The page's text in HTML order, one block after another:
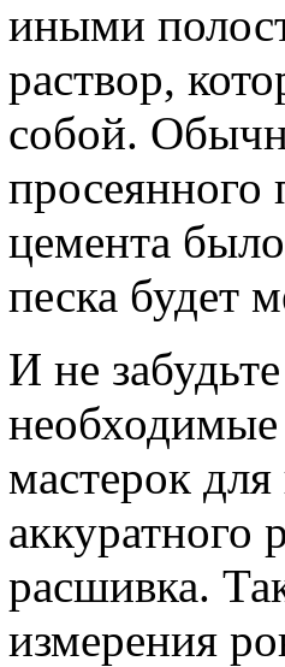
иными
раствор,
собой.
просеянного
цемента
песка будет
И не
мастерок
аккуратного
расшивка.
измерения